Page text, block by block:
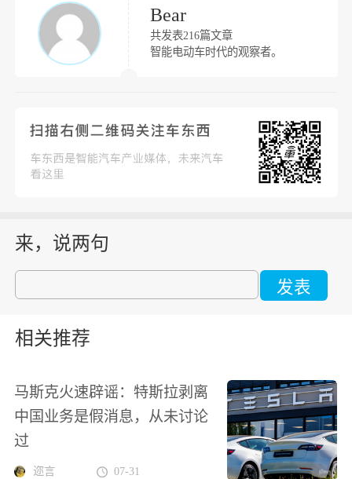
Bear
共发表216篇文章
智能电动车时代的观察者。
来，说两句
发表
相关推荐
马斯克火速辟谣：特斯拉剥离
中国业务是假消息，从未讨论
过
迩言 07-31